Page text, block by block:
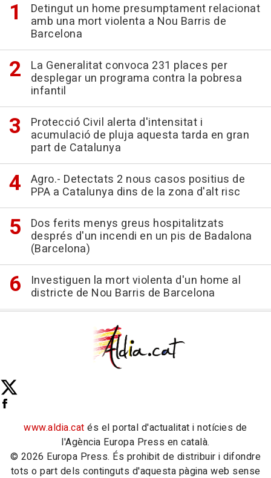
Detingut un home presumptament relacionat
amb una mort violenta a Nou Barris de
Barcelona
La Generalitat convoca 231 places per
desplegar un programa contra la pobresa
infantil
Protecció Civil alerta d'intensitat i
acumulació de pluja aquesta tarda en gran
part de Catalunya
Agro.- Detectats 2 nous casos positius de
PPA a Catalunya dins de la zona d'alt risc
Dos ferits menys greus hospitalitzats
després d'un incendi en un pis de Badalona
(Barcelona)
Investiguen la mort violenta d'un home al
districte de Nou Barris de Barcelona
www.aldia.cat és el portal d'actualitat i notícies de
l'Agència Europa Press en català.
© 2026 Europa Press. És prohibit de distribuir i difondre
tots o part dels continguts d'aquesta pàgina web sense